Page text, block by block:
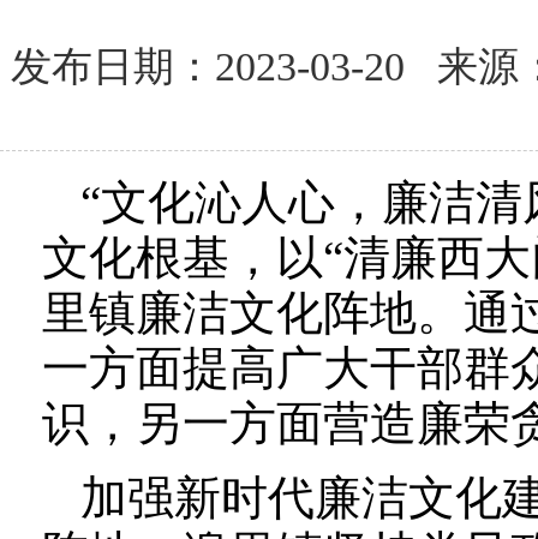
发布日期：2023-03-20 来
“文化沁人心，廉洁
文化根基，以“清廉西
里镇廉洁文化阵地。通
一方面提高广大干部群
识，另一方面营造廉荣
加强新时代廉洁文化